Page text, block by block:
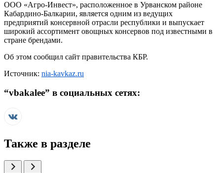
ООО «Агро-Инвест», расположенное в Урванском районе
Кабардино-Балкарии, является одним из ведущих
предприятий консервной отрасли республики и выпускает
широкий ассортимент овощных консервов под известными в
стране брендами.
Об этом сообщил сайт правительства КБР.
Источник: nia-kavkaz.ru
“vbakalee” в социальных сетях:
Также в разделе